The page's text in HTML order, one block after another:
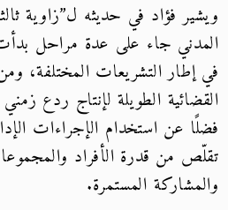
ويشير فؤاد في حديثه ل”زاوية
المدني جاء على عدة مراحل
في إطار التشريعات المختلفة،
القضائية الطويلة لإنتاج ردع
فضلًا عن استخدام الإجراءات
تقلّص من قدرة الأفراد
والمشاركة المستمرة.